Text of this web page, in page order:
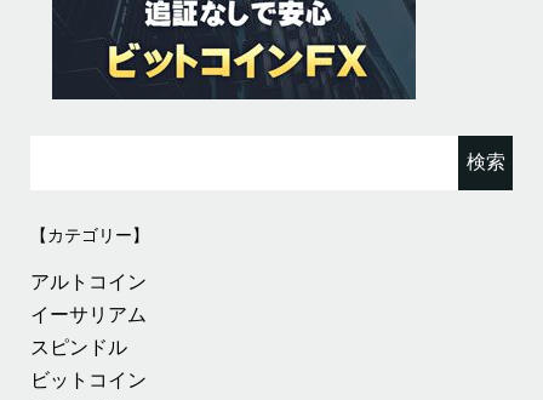
【カテゴリー】
アルトコイン
イーサリアム
スピンドル
ビットコイン